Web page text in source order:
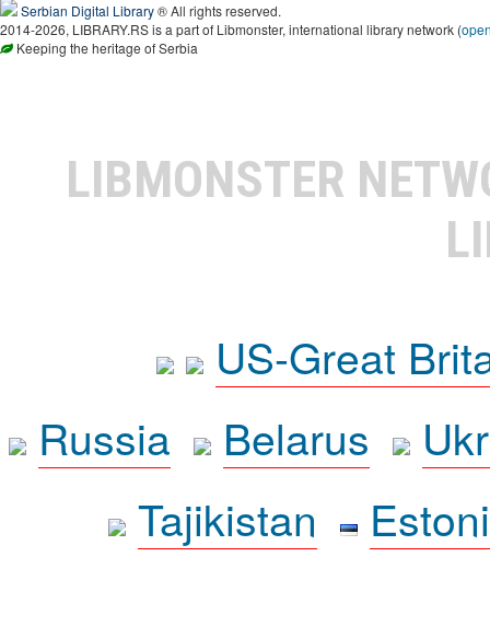
Serbian Digital Library® All rights reserved.
2014-2026, LIBRARY.RS is a part of Libmonster, international library network (
Keeping the heritage of Serbia
LIBMONSTER
US-Great
Russia
Belarus
Tajikistan